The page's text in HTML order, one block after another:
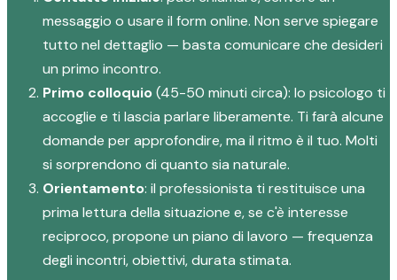
messaggio o usare il form online. Non serve spiegare
tutto nel dettaglio — basta comunicare che desideri
un primo incontro.
Primo colloquio(45-50 minuti circa): lo psicologo ti
accoglie e ti lascia parlare liberamente. Ti farà alcune
domande per approfondire, ma il ritmo è il tuo. Molti
si sorprendono di quanto sia naturale.
Orientamento: il professionista ti restituisce una
prima lettura della situazione e, se c'è interesse
reciproco, propone un piano di lavoro — frequenza
degli incontri, obiettivi, durata stimata.